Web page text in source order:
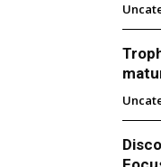
Donald Trump au roi
Jordanie : «Personne ne
En visite officielle aux
d’Amérique depuis
Abdallah II de Jordanie a